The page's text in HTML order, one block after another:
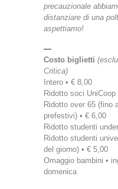
precauzionale
distanziare di una
aspettiamo!
—
Costo biglietti
Critica)
Intero • € 8,00
Ridotto soci
Ridotto over 65 (fino
prefestivi) • € 6,00
Ridotto studenti
Ridotto studenti
del giorno) • € 5,00
Omaggio bambini •
domenica